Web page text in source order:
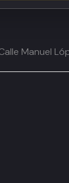
Manuel